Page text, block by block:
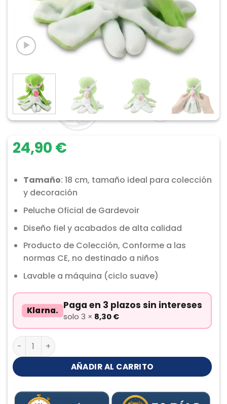
24,90 €
Tamaño: 18 cm, tamaño ideal para colección
y decoración
Peluche Oficial de Gardevoir
Diseño fiel y acabados de alta calidad
Producto de Colección, Conforme a las
normas CE, no destinado a niños
Lavable a máquina (ciclo suave)
Klarna. Paga en 3 plazos sin intereses
solo 3 × 8,30 €
Gardevoir Peluche cantidad
AÑADIR AL CARRITO